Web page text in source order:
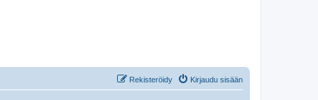
Kirjaudu sisään
Rekisteröidy